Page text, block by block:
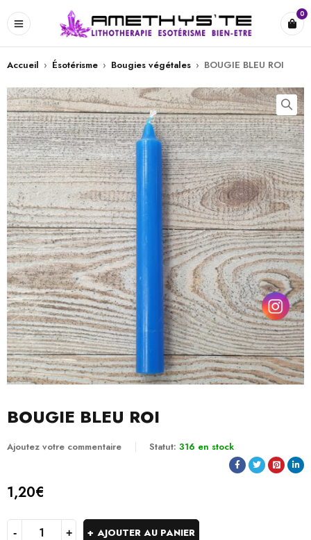
0
Accueil › Ésotérisme › Bougies végétales › BOUGIE BLEU ROI
BOUGIE BLEU ROI
Ajoutez votre commentaire Statut: 316 en stock
1,20€
AJOUTER AU PANIER